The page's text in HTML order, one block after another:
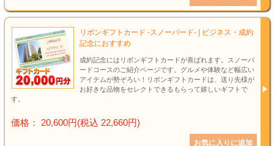
リボンギフトカード -スノーバード- | ビジネス・成約
記念におすすめ
成約記念にはリボンギフトカードが喜ばれます。スノーバ
ードコースのご紹介ページです。グルメや体験など幅広い
アイテムが勢ぞろい！リボンギフトカードは、送り先様が
お好きな品物をセレクトできるもらって嬉しいギフトで
す。
価格： 20,600円(税込 22,660円)